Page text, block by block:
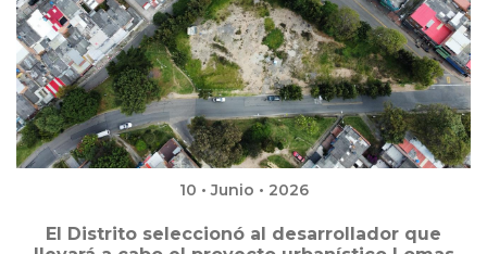
10 • Junio • 2026
El Distrito seleccionó al desarrollador que